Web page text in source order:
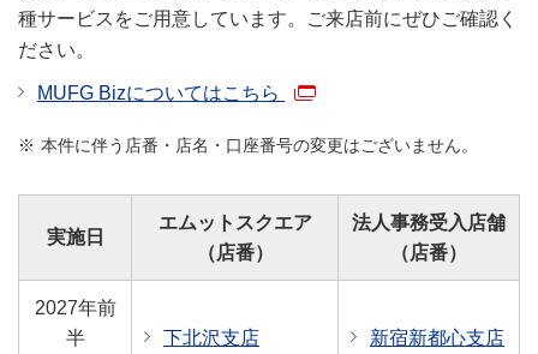
種サービスをご用意しています。ご来店前にぜひご確認く
ださい。
MUFG Bizについてはこちら
本件に伴う店番・店名・口座番号の変更はございません。
実施日
エムットスクエア
（店番）
法人事務受入店舗
（店番）
2027年前
半
下北沢支店
新宿新都心支店